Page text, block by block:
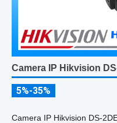
Camera IP Hikvision
5%-35%
Camera IP Hikvision DS-